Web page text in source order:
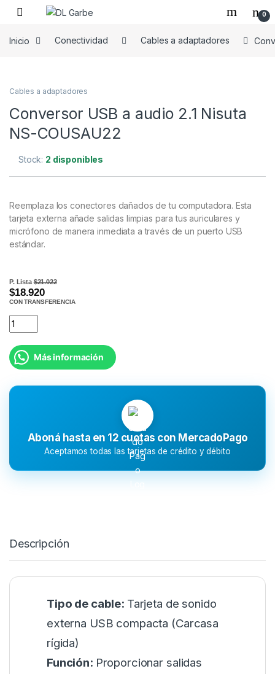
0
Inicio Conectividad Cables a adaptadores
Cables a adaptadores
Conversor USB a audio 2.1 Nisuta
NS-COUSAU22
Stock: 2 disponibles
Reemplaza los conectores dañados de tu computadora. Esta
tarjeta externa añade salidas limpias para tus auriculares y
micrófono de manera inmediata a través de un puerto USB
estándar.
P. Lista$21.022
$18.920
CON TRANSFERENCIA
Más información
Aboná hasta en 12 cuotas con MercadoPago
Aceptamos todas las tarjetas de crédito y débito
Descripción
Tipo de cable: Tarjeta de sonido
externa USB compacta (Carcasa
rígida)
Función: Proporcionar salidas